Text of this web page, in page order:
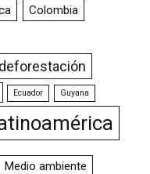
Colombia
deforestación
Ecuador Guyana
Medio ambiente